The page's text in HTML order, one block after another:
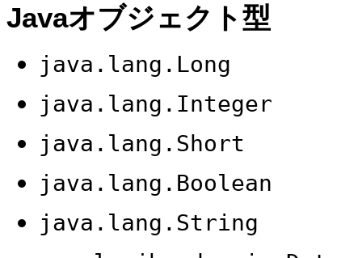
Javaオブジェクト型
java.lang.Long
java.lang.Integer
java.lang.Short
java.lang.Boolean
java.lang.String